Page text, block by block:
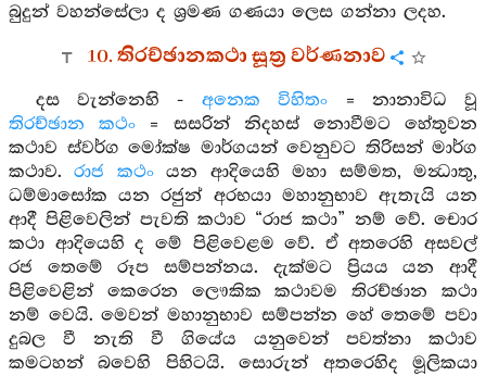
බුදුන් වහන්සේලා ද ශ්‍රමණ ගණයා ලෙස ගන්නා ලදහ.
10. තිරච්ඡානකථා සූත්‍ර වර්ණනාව
දස වැන්නෙහි -අනෙක විහිතං = නානාවිධ වූ
තිරච්ඡාන කථං = සසරින් නිදහස් නොවීමට හේතුවන
කථාව ස්වර්ග මෝක්ෂ මාර්ගයන් වෙනුවට තිරිසන් මාර්ග
කථාව.රාජ කථංයන ආදියෙහි මහා සම්මත, මන්‍ධාතු,
ධම්මාසෝක යන රජුන් අරභයා මහානුභාව ඇතැයි යන
ආදී පිළිවෙලින් පැවති කථාව “රාජ කථා” නම් වේ. චොර
කථා ආදියෙහි ද මේ පිළිවෙළම වේ. ඒ අතරෙහි අසවල්
රජ තෙමේ රූප සම්පන්නය. දැක්මට ප්‍රියය යන ආදී
පිළිවෙළින් කෙරෙන ලෞකික කථාවම තිරච්ඡාන කථා
නම් වෙයි. මෙවන් මහානුභාව සම්පන්න හේ තෙමේ පවා
දුබල වී නැති වී ගියේය යනුවෙන් පවත්නා කථාව
කමටහන් බවෙහි පිහිටයි. සොරුන් අතරෙහිද මූලිකයා